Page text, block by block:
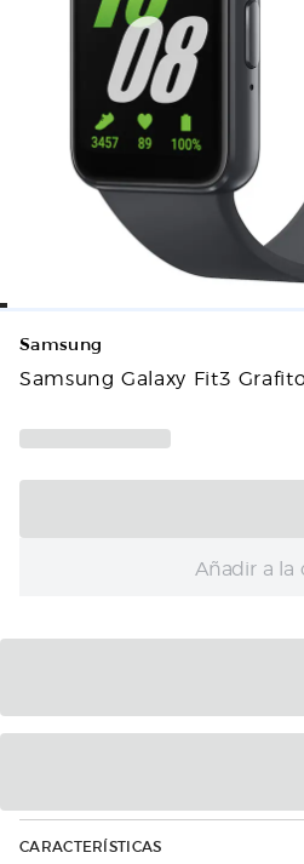
Samsung
Samsung Galaxy Fit3
Añadir a la
CARACTERÍSTICAS